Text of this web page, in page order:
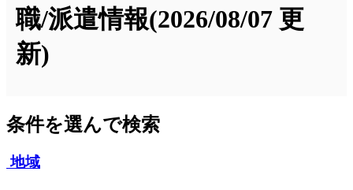
職/派遣情報(2026/08/07 更
新)
条件を選んで検索
地域